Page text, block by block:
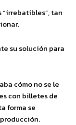
tan
su solución para
cómo no se le
con billetes de
forma se